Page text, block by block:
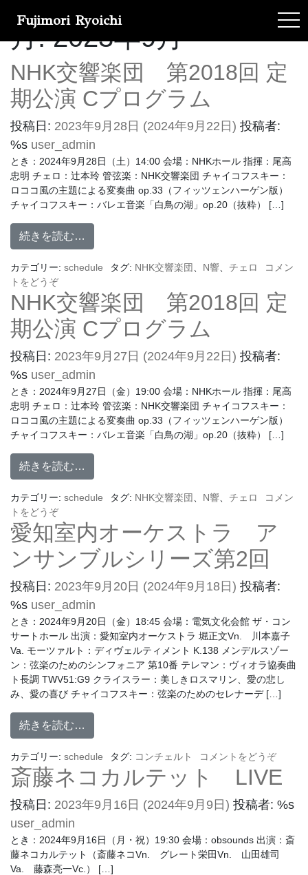
Fujimori Ryoichi
月:2023年9月
NHK交響楽団 第2018回 定
期公演 Cプログラム
投稿日: 2023年9月28日 (2024年9月22日) 投稿者:
%s user_admin
とき：2024年9月28日（土）14:00 会場：NHKホール 指揮：尾高
忠明 チェロ：辻本玲 管弦楽：NHK交響楽団 チャイコフスキー：
ロココ風の主題による変奏曲 op.33（フィッツェンハーゲン版）
チャイコフスキー：バレエ音楽「白鳥の湖」op.20（抜粋） […]
続きを読む…
カテゴリー: schedule タグ: NHK交響楽団 N響 チェロ
コメン
トをどうぞ
NHK交響楽団 第2018回 定
期公演 Cプログラム
投稿日: 2023年9月27日 (2024年9月22日) 投稿者:
%s user_admin
とき：2024年9月27日（金）19:00 会場：NHKホール 指揮：尾高
忠明 チェロ：辻本玲 管弦楽：NHK交響楽団 チャイコフスキー：
ロココ風の主題による変奏曲 op.33（フィッツェンハーゲン版）
チャイコフスキー：バレエ音楽「白鳥の湖」op.20（抜粋） […]
続きを読む…
カテゴリー: schedule タグ: NHK交響楽団 N響 チェロ
コメン
トをどうぞ
愛知室内オーケストラ ア
ンサンブルシリーズ第2回
投稿日: 2023年9月20日 (2024年9月18日) 投稿者:
%s user_admin
とき：2024年9月20日（金）18:45 会場：電気文化会館 ザ・コン
サートホール 出演：愛知室内オーケストラ 堀正文Vn. 川本嘉子
Va. モーツァルト：ディヴェルティメント K.138 メンデルスゾー
ン：弦楽のためのシンフォニア 第10番 テレマン：ヴィオラ協奏曲
ト長調 TWV51:G9 クライスラー：美しきロスマリン、愛の悲し
み、愛の喜び チャイコフスキー：弦楽のためのセレナーデ […]
続きを読む…
カテゴリー: schedule タグ: コンチェルト コメントをどうぞ
斎藤ネコカルテット LIVE
投稿日: 2023年9月16日 (2024年9月9日) 投稿者: %s
user_admin
とき：2024年9月16日（月・祝）19:30 会場：obsounds 出演：斎
藤ネコカルテット（斎藤ネコVn. グレート栄田Vn. 山田雄司
Va. 藤森亮一Vc.） […]